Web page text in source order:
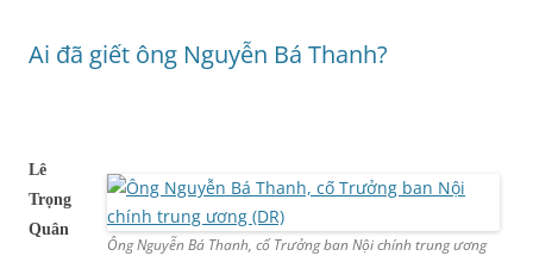
Ai đã giết ông Nguyễn Bá Thanh?
Ông Nguyễn Bá Thanh, cố Trưởng ban Nội chính trung ương
Lê
Trọng
Quân